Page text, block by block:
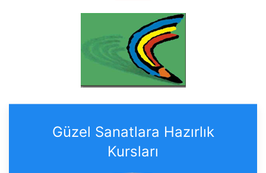
Güzel Sanatlara Hazırlık
Kursları